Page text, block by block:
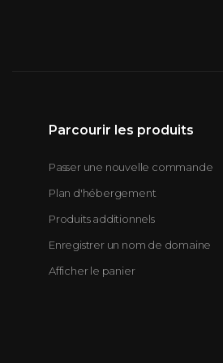
Parcourir les produits
Passer une nouvelle commande
Plan d'hébergement
Produits additionnels
Enregistrer un nom de domaine
Afficher le panier